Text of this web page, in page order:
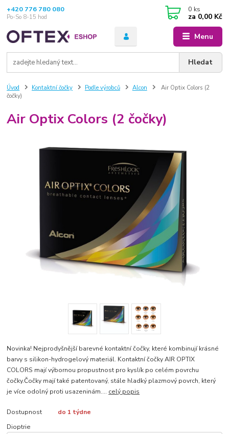
Menu
Hledat
+420 776 780 080
Po-So 8-15 hod
0 ks
za 0,00 Kč
Úvod Kontaktní čočky Podle výrobců Alcon
Air Optix Colors (2
čočky)
Air Optix Colors (2 čočky)
Novinka! Nejprodyšnější barevné kontaktní čočky, které kombinují krásné
barvy s silikon-hydrogelový materiál. Kontaktní čočky AIR OPTIX
COLORS mají výbornou propustnost pro kyslík po celém povrchu
čočky.Čočky mají také patentovaný, stále hladký plazmový povrch, který
je více odolný proti usazeninám.... celý popis
Dostupnost
do 1 týdne
Dioptrie